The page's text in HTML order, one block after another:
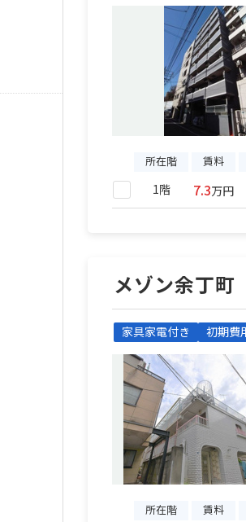
所在階 賃料
1階 7.3万円
メゾン余丁町
家具家電付き 初期費
所在階 賃料